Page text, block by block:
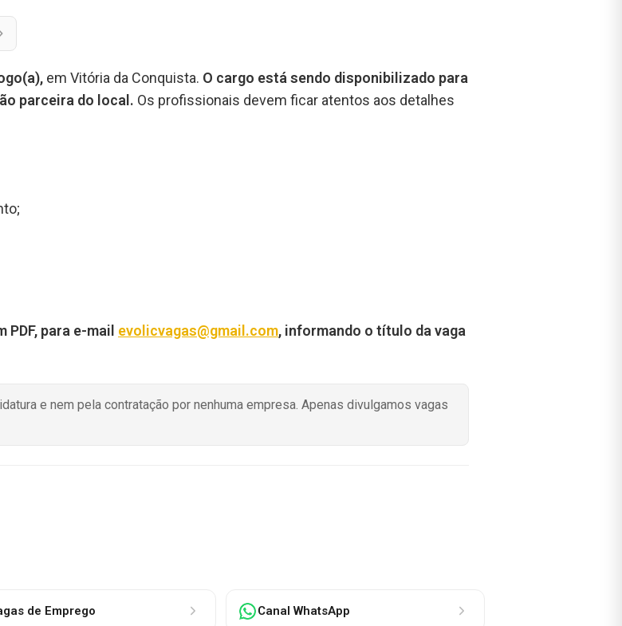
em Vitória da Conquista. O cargo está sendo disponibilizado para
parceira do local. Os profissionais devem ficar atentos aos detalhes
para e-mail evolicvagas@gmail.com, informando o título da vaga
e nem pela contratação por nenhuma empresa. Apenas divulgamos vagas
de Emprego Canal WhatsApp